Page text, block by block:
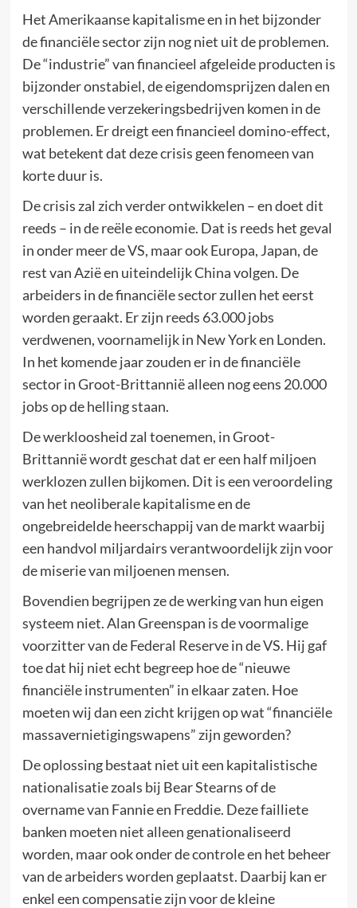
Het Amerikaanse kapitalisme en in het bijzonder
de financiële sector zijn nog niet uit de problemen.
De “industrie” van financieel afgeleide producten is
bijzonder onstabiel, de eigendomsprijzen dalen en
verschillende verzekeringsbedrijven komen in de
problemen. Er dreigt een financieel domino-effect,
wat betekent dat deze crisis geen fenomeen van
korte duur is.
De crisis zal zich verder ontwikkelen – en doet dit
reeds – in de reële economie. Dat is reeds het geval
in onder meer de VS, maar ook Europa, Japan, de
rest van Azië en uiteindelijk China volgen. De
arbeiders in de financiële sector zullen het eerst
worden geraakt. Er zijn reeds 63.000 jobs
verdwenen, voornamelijk in New York en Londen.
In het komende jaar zouden er in de financiële
sector in Groot-Brittannië alleen nog eens 20.000
jobs op de helling staan.
De werkloosheid zal toenemen, in Groot-
Brittannië wordt geschat dat er een half miljoen
werklozen zullen bijkomen. Dit is een veroordeling
van het neoliberale kapitalisme en de
ongebreidelde heerschappij van de markt waarbij
een handvol miljardairs verantwoordelijk zijn voor
de miserie van miljoenen mensen.
Bovendien begrijpen ze de werking van hun eigen
systeem niet. Alan Greenspan is de voormalige
voorzitter van de Federal Reserve in de VS. Hij gaf
toe dat hij niet echt begreep hoe de “nieuwe
financiële instrumenten” in elkaar zaten. Hoe
moeten wij dan een zicht krijgen op wat “financiële
massavernietigingswapens” zijn geworden?
De oplossing bestaat niet uit een kapitalistische
nationalisatie zoals bij Bear Stearns of de
overname van Fannie en Freddie. Deze failliete
banken moeten niet alleen genationaliseerd
worden, maar ook onder de controle en het beheer
van de arbeiders worden geplaatst. Daarbij kan er
enkel een compensatie zijn voor de kleine